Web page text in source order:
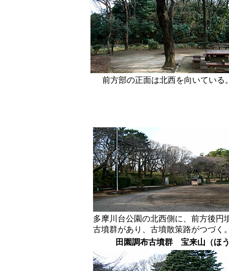
前方部の正面は北西を向いている
多摩川台公園の北西側に、前方後円
古墳群があり、古墳散策路がつづく
田園調布古墳群 宝来山（ほ